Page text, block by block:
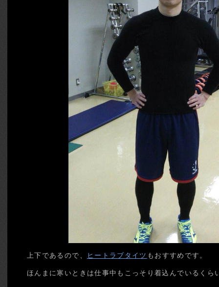
上下であるので、 ヒートラブタイツ もおすすめです。
ほんまに寒いときは仕事中もこっそり着込んでいるくら